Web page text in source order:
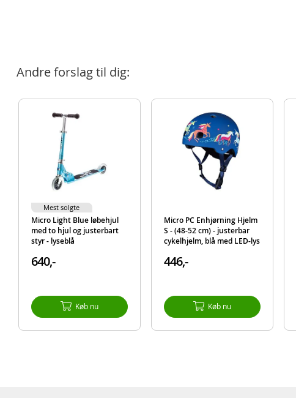
Andre forslag til dig:
Micro Light Blue løbehjul
med to hjul og justerbart
styr - lyseblå
640,-
Køb nu
Mest solgte
Micro PC Enhjørning Hjelm
S - (48-52 cm) - justerbar
cykelhjelm, blå med LED-lys
446,-
Køb nu